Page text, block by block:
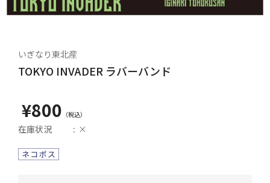
いぎなり東北産
TOKYO INVADER ラバーバンド
¥800
在庫状況 ×